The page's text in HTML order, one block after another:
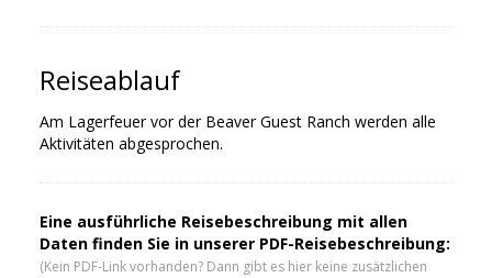
Reiseablauf
Am Lagerfeuer vor der Beaver Guest Ranch werden alle
Aktivitäten abgesprochen.
Eine ausführliche Reisebeschreibung mit allen
Daten finden Sie in unserer PDF-Reisebeschreibung:
(Kein PDF-Link vorhanden? Dann gibt es hier keine zusätzlichen